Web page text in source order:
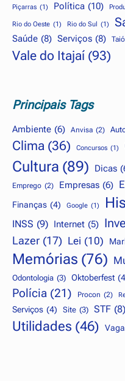
Piçarras (1) Política (10)
Rio do Oeste (1) Rio do Sul (1)
Saúde (8) Serviços (8) Taió
Vale do Itajaí (93)
Principais Tags
Ambiente (6) Anvisa (2)
Clima (36) Concursos (1)
Cultura (89) Dicas
Emprego (2) Empresas (6)
Finanças (4) Google (1)
INSS (9) Internet (5)
Lazer (17) Lei (10)
Memórias (76)
Odontologia (3) Oktoberfest
Polícia (21) Procon (2)
Serviços (4) Site (3) STF (8)
Utilidades (46)